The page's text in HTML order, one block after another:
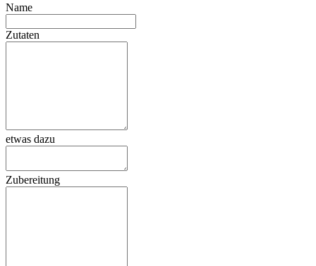
Name
Zutaten
etwas dazu
Zubereitung